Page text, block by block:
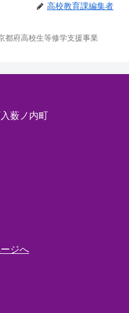
高校教育課編集者
都府高校生等修学支援事業
薮ノ内町
ジへ